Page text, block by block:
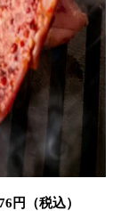
円（税込）